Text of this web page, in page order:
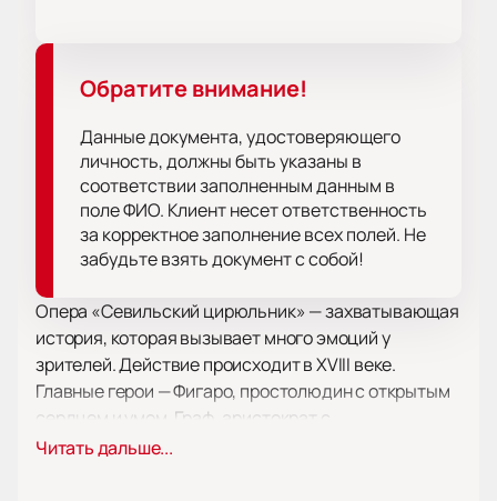
Обратите внимание!
Данные документа, удостоверяющего
личность, должны быть указаны в
соответствии заполненным данным в
поле ФИО. Клиент несет ответственность
за корректное заполнение всех полей. Не
забудьте взять документ с собой!
Опера «Севильский цирюльник» — захватывающая
история, которая вызывает много эмоций у
зрителей. Действие происходит в XVIII веке.
Главные герои — Фигаро, простолюдин с открытым
сердцем и умом, Граф, аристократ с
таинственными планами, а также Бартоло и его
Читать дальше...